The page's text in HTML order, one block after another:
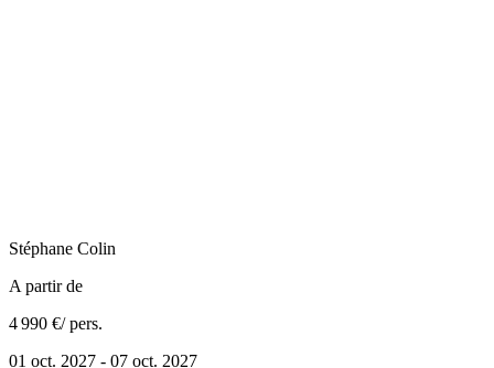
Stéphane Colin
A partir de
4 990 €/ pers.
01 oct. 2027 - 07 oct. 2027